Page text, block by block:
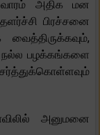
அதிக மன
பிரச்சனை
நல்ல பழக்கங்களை
அனுமனை